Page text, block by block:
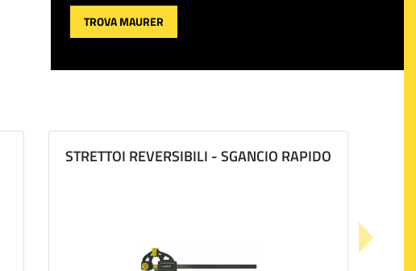
TROVA MAURER
STRETTOI REVERSIBILI - SGANCIO RAPIDO